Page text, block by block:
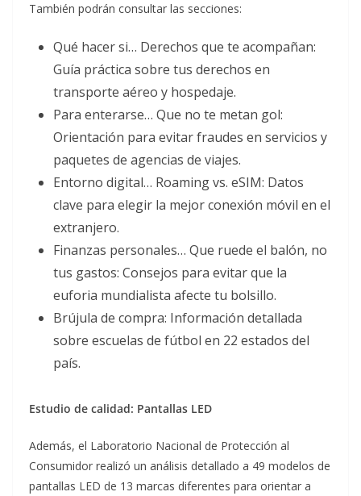
También podrán consultar las secciones:
Qué hacer si… Derechos que te acompañan:
Guía práctica sobre tus derechos en
transporte aéreo y hospedaje.
Para enterarse… Que no te metan gol:
Orientación para evitar fraudes en servicios y
paquetes de agencias de viajes.
Entorno digital… Roaming vs. eSIM: Datos
clave para elegir la mejor conexión móvil en el
extranjero.
Finanzas personales… Que ruede el balón, no
tus gastos: Consejos para evitar que la
euforia mundialista afecte tu bolsillo.
Brújula de compra: Información detallada
sobre escuelas de fútbol en 22 estados del
país.
Estudio de calidad: Pantallas LED
Además, el Laboratorio Nacional de Protección al
Consumidor realizó un análisis detallado a 49 modelos de
pantallas LED de 13 marcas diferentes para orientar a